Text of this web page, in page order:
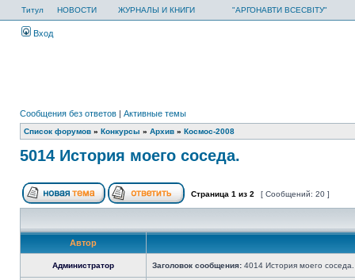
Титул НОВОСТИ ЖУРНАЛЫ И КНИГИ "АРГОНАВТИ ВСЕСВІТУ"
Вход
Сообщения без ответов | Активные темы
Список форумов » Конкурсы » Архив » Космос-2008
5014 История моего соседа.
Страница 1 из 2 [ Сообщений: 20 ]
Автор
Администратор Заголовок сообщения: 4014 История моего соседа.